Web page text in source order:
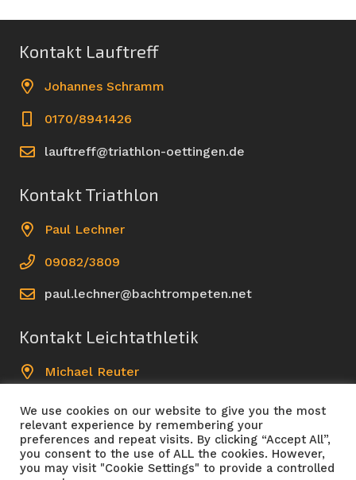
Kontakt Lauftreff
Johannes Schramm
0170/8941426
lauftreff@triathlon-oettingen.de
Kontakt Triathlon
Paul Lechner
09082/3809
paul.lechner@bachtrompeten.net
Kontakt Leichtathletik
Michael Reuter
09082/961499
leichtathletik@triathlon-oettingen.de
We use cookies on our website to give you the most
relevant experience by remembering your
preferences and repeat visits. By clicking “Accept All”,
you consent to the use of ALL the cookies. However,
you may visit "Cookie Settings" to provide a controlled